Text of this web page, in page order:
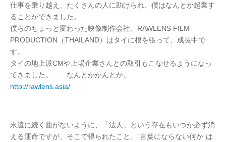
仕事を乗り越え、たくさんの人に助けられ、僕はなんとか起業す
ることができました。
僕らのちょっと変わった映像制作会社、RAWLENS FILM
PRODUCTION（THAILAND）はタイに根を張って、成長中で
す。
タイの地上派CMや上場企業さんとの取引もこなせるようになっ
てきました。……なんとかかんとか。
http://rawlens.asia/
永遠に続く曲がないように、「法人」という存在もいつか必ず消
える運命ですが、そこで得られたこと、”言葉にならない何か”は